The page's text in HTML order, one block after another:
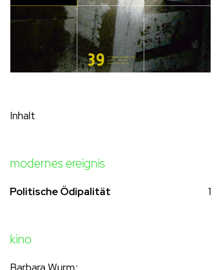
Inhalt
modernes ereignis
Politische Ödipalität 1
kino